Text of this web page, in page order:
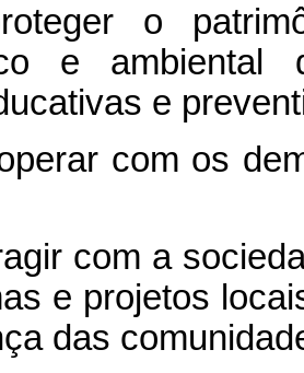
o
e ambiental
e
com os
com a
e projetos
das